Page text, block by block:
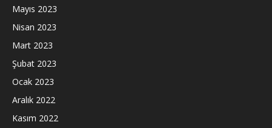
Mayıs 2023
Nisan 2023
Mart 2023
Şubat 2023
Ocak 2023
Aralık 2022
Kasım 2022